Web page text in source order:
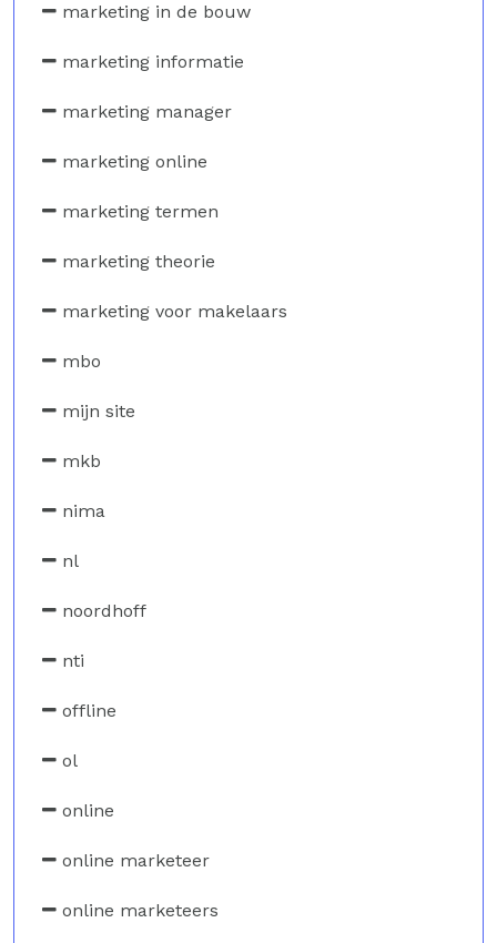
marketing in de bouw
marketing informatie
marketing manager
marketing online
marketing termen
marketing theorie
marketing voor makelaars
mbo
mijn site
mkb
nima
nl
noordhoff
nti
offline
ol
online
online marketeer
online marketeers